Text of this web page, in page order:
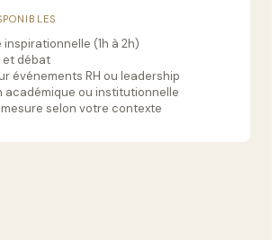
(1h à 2h)
et débat
événements RH ou leadership
académique ou institutionnelle
selon votre contexte